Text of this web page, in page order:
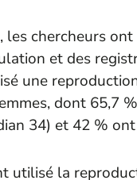
les chercheurs
et des
une
dont 65,7
34) et 42 %
utilisé la